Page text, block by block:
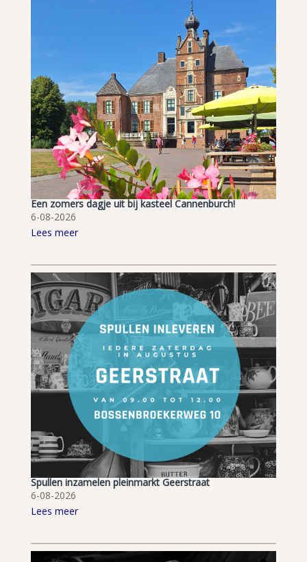
Een zomers dagje uit bij kasteel Cannenburch!
6-08-2026
Lees meer
Spullen inzamelen pleinmarkt Geerstraat
6-08-2026
Lees meer